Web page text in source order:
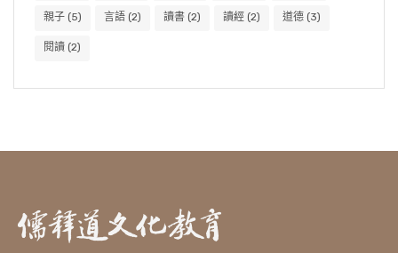
親子 (5) 言語 (2) 讀書 (2) 讀經 (2) 道德 (3)
閱讀 (2)